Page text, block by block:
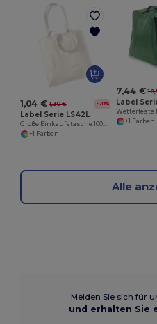
1,04 € 1,30 € -20%
Label Serie LS42L
+1 Farben
7,44 €
Label
+1 Farben
Alle
Melden Sie sich für
und erhalten Sie